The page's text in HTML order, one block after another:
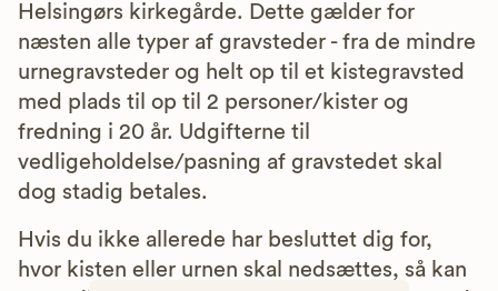
Helsingørs kirkegårde. Dette gælder for
næsten alle typer af gravsteder - fra de mindre
urnegravsteder og helt op til et kistegravsted
med plads til op til 2 personer/kister og
fredning i 20 år. Udgifterne til
vedligeholdelse/pasning af gravstedet skal
dog stadig betales.
Hvis du ikke allerede har besluttet dig for,
hvor kisten eller urnen skal nedsættes, så kan